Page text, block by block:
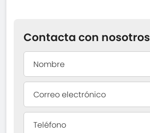
Contacta con nosotros